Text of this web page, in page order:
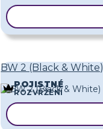
BW 2 (Black & White)
POJISTNÉ
ROZVRŽENÍ